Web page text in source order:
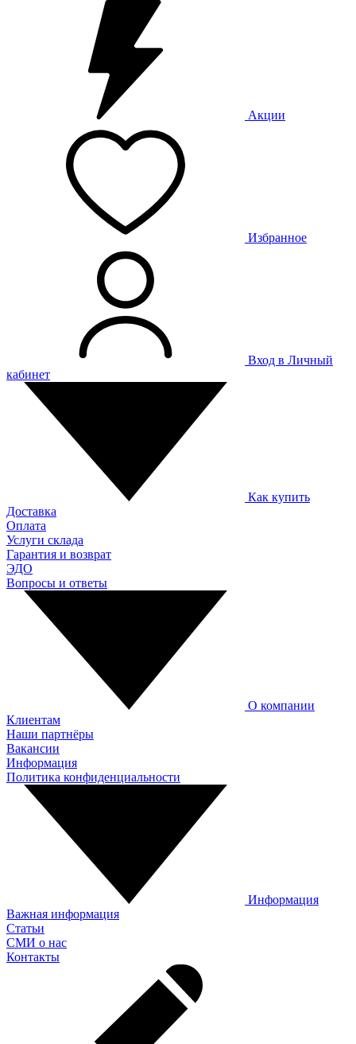
Акции
Избранное
Вход в Личный
кабинет
Как купить
Доставка
Оплата
Услуги склада
Гарантия и возврат
ЭДО
Вопросы и ответы
О компании
Клиентам
Наши партнёры
Вакансии
Информация
Политика конфиденциальности
Информация
Важная информация
Статьи
СМИ о нас
Контакты